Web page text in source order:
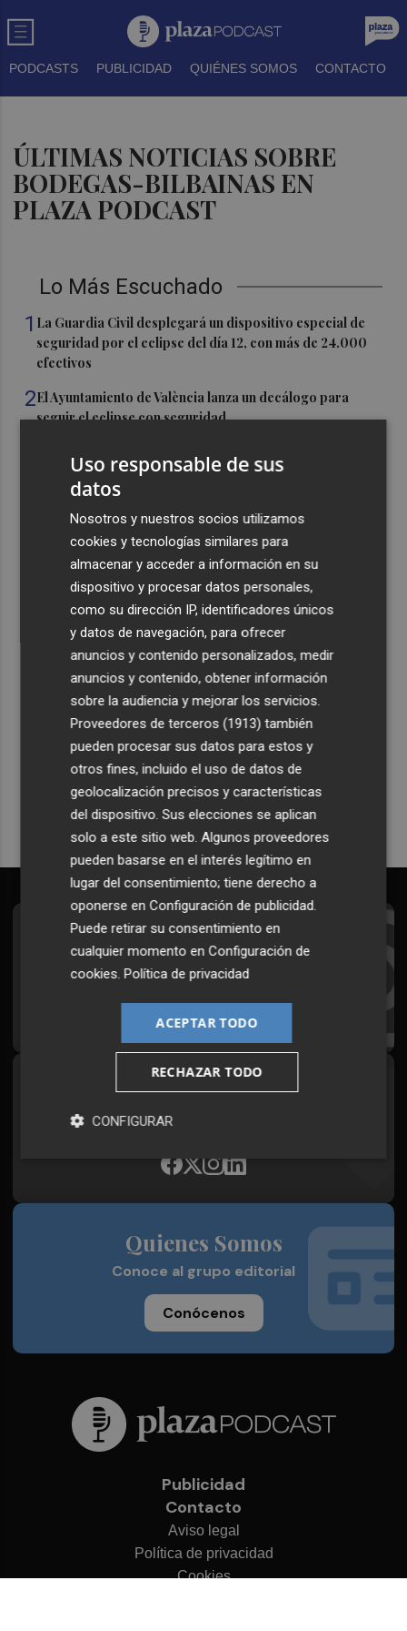
PODCASTS PUBLICIDAD QUIÉNES SOMOS CONTACTO
ÚLTIMAS NOTICIAS SOBRE
BODEGAS-BILBAINAS EN
PLAZA PODCAST
Lo Más Escuchado
1 La Guardia Civil desplegará un dispositivo especial de
seguridad por el eclipse del día 12, con más de 24.000
efectivos
2El Ayuntamiento de València lanza un decálogo para
seguir el eclipse con seguridad
Silverstone, con nuevo récord
estimulado el cariño por el valenciano"
Un gol de Bardeli decide el duelo entre el Levante y su
filial (1-0)
Recibe toda la actualidad de
Plaza Podcast en tu correo
Quiero suscribirme
Suscríbete al Boletín
Todos los días a primera hora en tu email
Síguenos en redes
Plaza Podcast, desde cualquier medio
Quienes Somos
Conoce al grupo editorial
Conócenos
Publicidad
Contacto
Aviso legal
Política de privacidad
Cookies
Uso responsable de sus
datos
Nosotros y nuestros socios utilizamos
cookies y tecnologías similares para
almacenar y acceder a información en su
dispositivo y procesar datos personales,
como su dirección IP, identificadores únicos
y datos de navegación, para ofrecer
anuncios y contenido personalizados, medir
anuncios y contenido, obtener información
sobre la audiencia y mejorar los servicios.
Proveedores de terceros (1913) también
pueden procesar sus datos para estos y
otros fines, incluido el uso de datos de
geolocalización precisos y características
del dispositivo. Sus elecciones se aplican
solo a este sitio web. Algunos proveedores
pueden basarse en el interés legítimo en
lugar del consentimiento; tiene derecho a
oponerse enConfiguración de publicidad.
Puede retirar su consentimiento en
cualquier momento enConfiguración de
cookies.Política de privacidad
ACEPTAR TODO
RECHAZAR TODO
CONFIGURAR